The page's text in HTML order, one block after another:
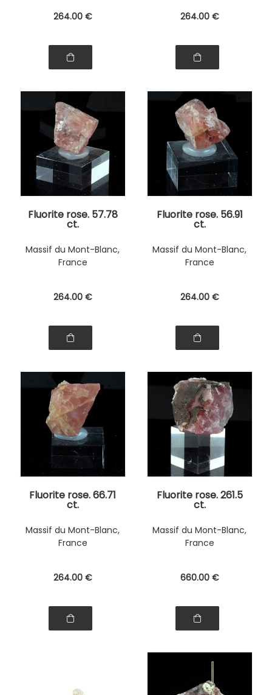
264.00 € 264.00 €
Fluorite rose. 57.78
ct.
Massif du Mont-Blanc,
France
264.00 €
Fluorite rose. 56.91
ct.
Massif du Mont-Blanc,
France
264.00 €
Fluorite rose. 66.71
ct.
Massif du Mont-Blanc,
France
264.00 €
Fluorite rose. 261.5
ct.
Massif du Mont-Blanc,
France
660.00 €